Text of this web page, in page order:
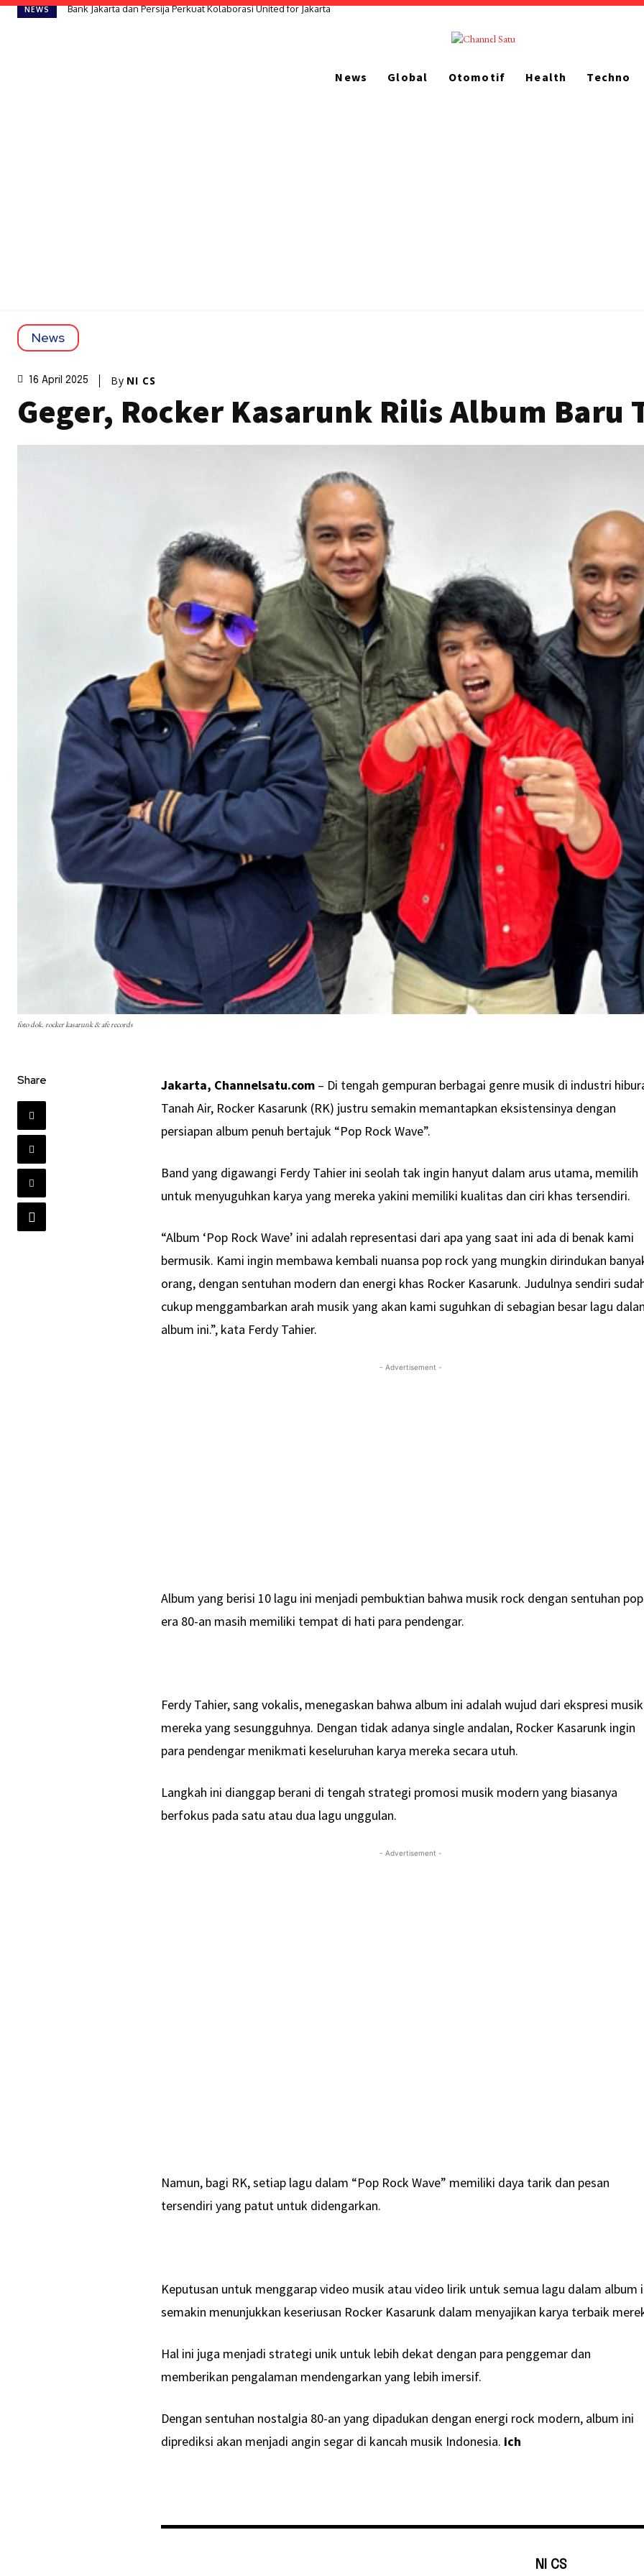
NEWS Bank Jakarta dan Persija Perkuat Kolaborasi United for Jakarta
TIGGO V Debut di GIIAS: Satu Mobil untuk Segala Kebutuhan
News Global Otomotif Health Techno
News
16 April 2025 By NI CS
Geger, Rocker Kasarunk Rilis Album Baru
foto dok. rocker kasarunk & afe records
Share Jakarta, Channelsatu.com – Di tengah gempuran berbagai genre musik di industri
Tanah Air, Rocker Kasarunk (RK) justru semakin memantapkan eksistensinya dengan
persiapan album penuh bertajuk “Pop Rock Wave”.
Band yang digawangi Ferdy Tahier ini seolah tak ingin hanyut dalam arus utama, memilih
untuk menyuguhkan karya yang mereka yakini memiliki kualitas dan ciri khas tersendiri.
“Album ‘Pop Rock Wave’ ini adalah representasi dari apa yang saat ini ada di benak kami
bermusik. Kami ingin membawa kembali nuansa pop rock yang mungkin dirindukan
orang, dengan sentuhan modern dan energi khas Rocker Kasarunk. Judulnya sendiri
cukup menggambarkan arah musik yang akan kami suguhkan di sebagian besar lagu
album ini.”, kata Ferdy Tahier.
- Advertisement -
Album yang berisi 10 lagu ini menjadi pembuktian bahwa musik rock dengan sentuhan pop
era 80-an masih memiliki tempat di hati para pendengar.
Ferdy Tahier, sang vokalis, menegaskan bahwa album ini adalah wujud dari ekspresi
mereka yang sesungguhnya. Dengan tidak adanya single andalan, Rocker Kasarunk ingin
para pendengar menikmati keseluruhan karya mereka secara utuh.
Langkah ini dianggap berani di tengah strategi promosi musik modern yang biasanya
berfokus pada satu atau dua lagu unggulan.
- Advertisement -
Namun, bagi RK, setiap lagu dalam “Pop Rock Wave” memiliki daya tarik dan pesan
tersendiri yang patut untuk didengarkan.
Keputusan untuk menggarap video musik atau video lirik untuk semua lagu dalam album
semakin menunjukkan keseriusan Rocker Kasarunk dalam menyajikan karya terbaik
Hal ini juga menjadi strategi unik untuk lebih dekat dengan para penggemar dan
memberikan pengalaman mendengarkan yang lebih imersif.
Dengan sentuhan nostalgia 80-an yang dipadukan dengan energi rock modern, album ini
diprediksi akan menjadi angin segar di kancah musik Indonesia. ich
NI CS